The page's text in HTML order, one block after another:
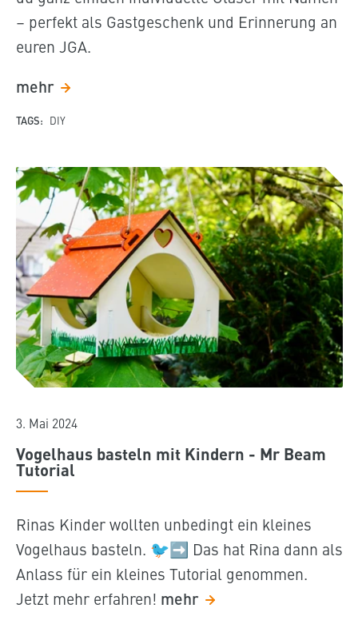
– perfekt als Gastgeschenk und Erinnerung an
euren JGA.
mehr
TAGS: DIY
3. Mai 2024
Vogelhaus basteln mit Kindern - Mr Beam
Tutorial
Rinas Kinder wollten unbedingt ein kleines
Vogelhaus basteln. 🐦➡️ Das hat Rina dann als
Anlass für ein kleines Tutorial genommen.
Jetzt mehr erfahren! mehr